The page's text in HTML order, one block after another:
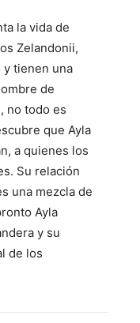
la vida de
Zelandonii,
tienen una
de
no todo es
que Ayla
a quienes los
Su relación
una mezcla de
Ayla
y su
de los